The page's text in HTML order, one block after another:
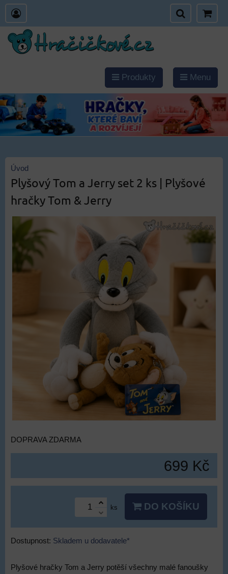
Produkty Menu
Úvod
Plyšový Tom a Jerry set 2 ks | Plyšové
hračky Tom & Jerry
DOPRAVA ZDARMA
699 Kč
ks DO KOŠÍKU
Dostupnost: Skladem u dodavatele*
Plyšové hračky Tom a Jerry potěší všechny malé fanoušky